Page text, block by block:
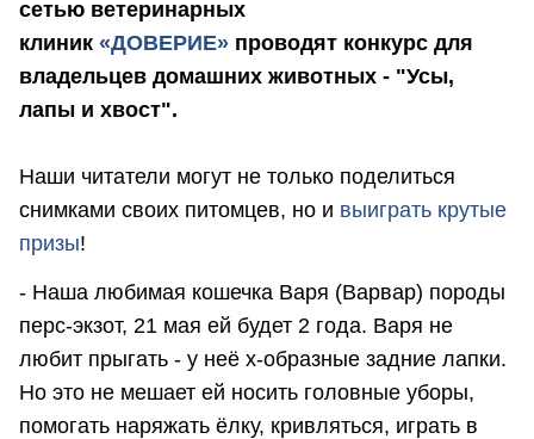
сетью ветеринарных
клиник «ДОВЕРИЕ» проводят конкурс для
владельцев домашних животных - "Усы,
лапы и хвост".
Наши читатели могут не только поделиться
снимками своих питомцев, но и выиграть крутые
призы!
- Наша любимая кошечка Варя (Варвар) породы
перс-экзот, 21 мая ей будет 2 года. Варя не
любит прыгать - у неё x-образные задние лапки.
Но это не мешает ей носить головные уборы,
помогать наряжать ёлку, кривляться, играть в